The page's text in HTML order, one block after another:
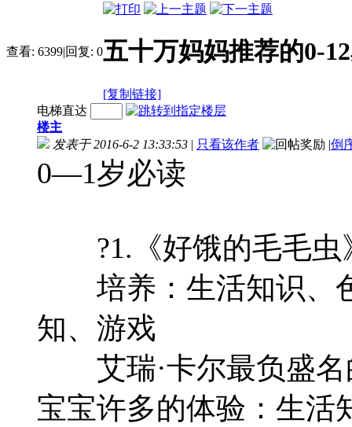
查看: 6399|回复: 0五十万妈妈推荐的0-
[复制链接]
电梯直达
楼主
发表于 2016-6-2 13:33:53 | 只看该作者 |倒
0—1岁必读
?1.《好饿的毛毛虫
培养：生活知识、
知、游戏
艾瑞·卡尔最负盛名
宝宝许多的体验：生